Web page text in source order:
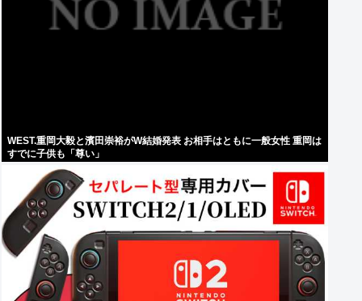
WEST.重岡大毅と濱田崇裕がW結婚発表 お相手はともに一般女性 重岡は
すでに子供も「尊い」